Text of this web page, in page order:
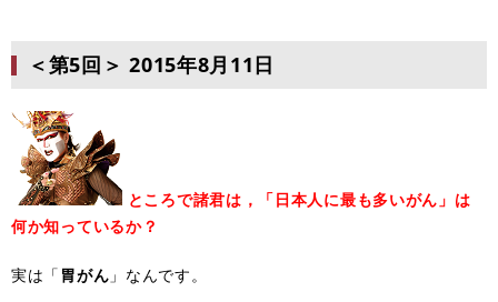
＜第5回＞ 2015年8月11日
ところで諸君は，「日本人に最も多いがん」は
何か知っているか？
実は「 胃がん 」なんです。